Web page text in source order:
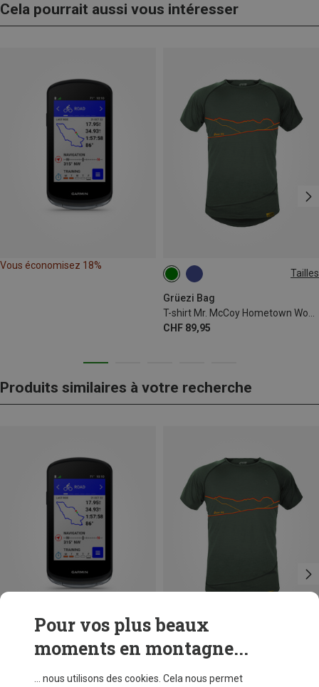
Cela pourrait aussi vous intéresser
Vous économisez 18%
Tailles
Grüezi Bag
CHF 89,95
S XL
Produits similaires à votre recherche
Vous économisez 18%
Grüezi Bag
S XL
Pour vos plus beaux
moments en montagne...
... nous utilisons des cookies. Cela nous permet